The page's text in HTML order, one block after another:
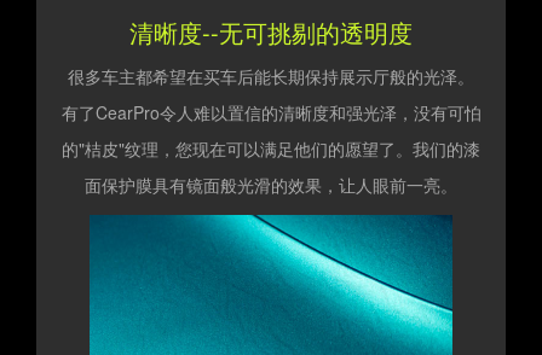
清晰度--无可挑剔的透明度
很多车主都希望在买车后能长期保持展示厅般的光泽。
有了CearPro令人难以置信的清晰度和强光泽，没有可怕
的"桔皮"纹理，您现在可以满足他们的愿望了。我们的漆
面保护膜具有镜面般光滑的效果，让人眼前一亮。